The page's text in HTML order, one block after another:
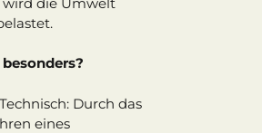
Durch das
eines